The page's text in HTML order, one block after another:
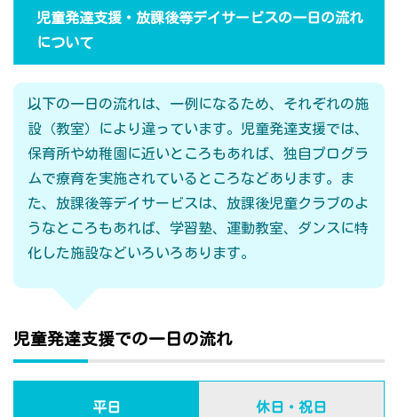
児童発達支援・放課後等デイサービスの一日の流れ
について
以下の一日の流れは、一例になるため、それぞれの施
設（教室）により違っています。児童発達支援では、
保育所や幼稚園に近いところもあれば、独自プログラ
ムで療育を実施されているところなどあります。ま
た、放課後等デイサービスは、放課後児童クラブのよ
うなところもあれば、学習塾、運動教室、ダンスに特
化した施設などいろいろあります。
児童発達支援での一日の流れ
平日 休日・祝日